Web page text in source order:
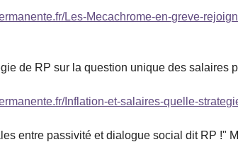
Les-Mecachrome-en-greve-
de RP sur la question unique des salaires
Inflation-et-salaires-quelle-
entre passivité et dialogue social dit RP !"